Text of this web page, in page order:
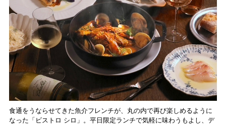
食通をうならせてきた魚介フレンチが、丸の内で再び楽しめるように
なった「ビストロ シロ」。平日限定ランチで気軽に味わうもよし、デ